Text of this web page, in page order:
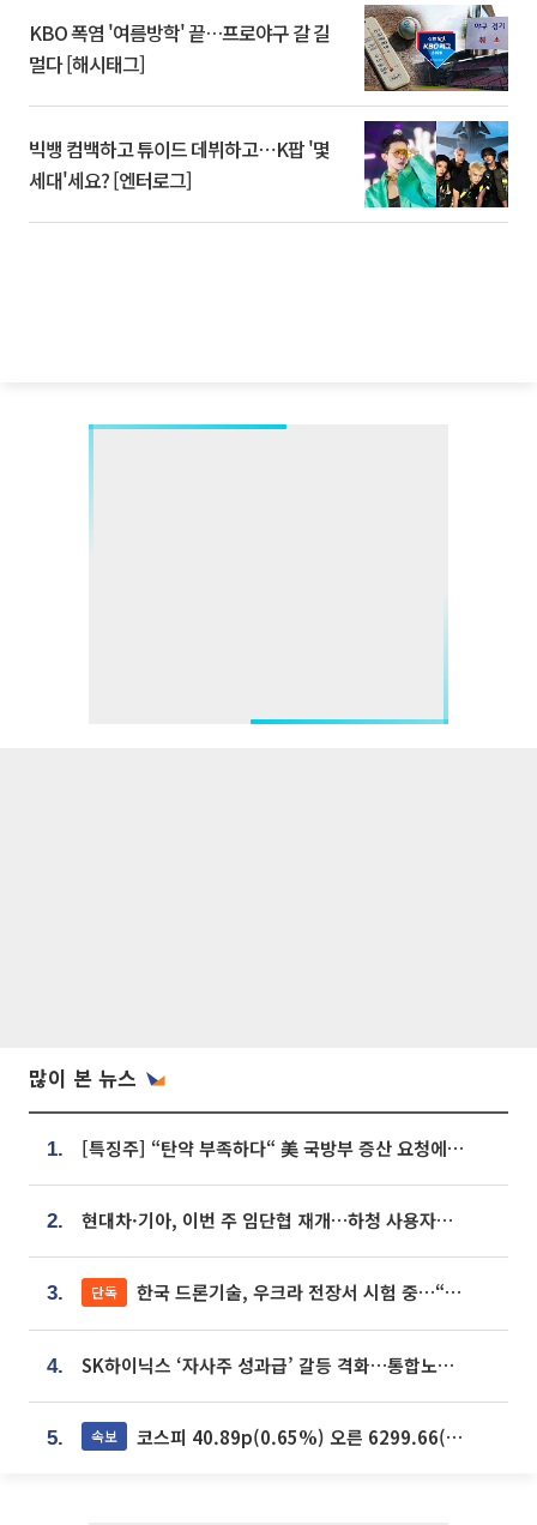
KBO 폭염 '여름방학' 끝…프로야구 갈 길
멀다 [해시태그]
빅뱅 컴백하고 튜이드 데뷔하고⋯K팝 '몇
세대'세요? [엔터로그]
많이 본 뉴스
1. [특징주] “탄약 부족하다“ 美 국방부 증산 요청에⋯국내 방산주 급등세
2. 현대차·기아, 이번 주 임단협 재개…하청 사용자성 재심도 ‘변수’
3. 단독 한국 드론기술, 우크라 전장서 시험 중…“스타트업 여러 곳 참여”
4. SK하이닉스 ‘자사주 성과급’ 갈등 격화…통합노조 출범 움직임
5. 속보 코스피 40.89p(0.65%) 오른 6299.66(마감)